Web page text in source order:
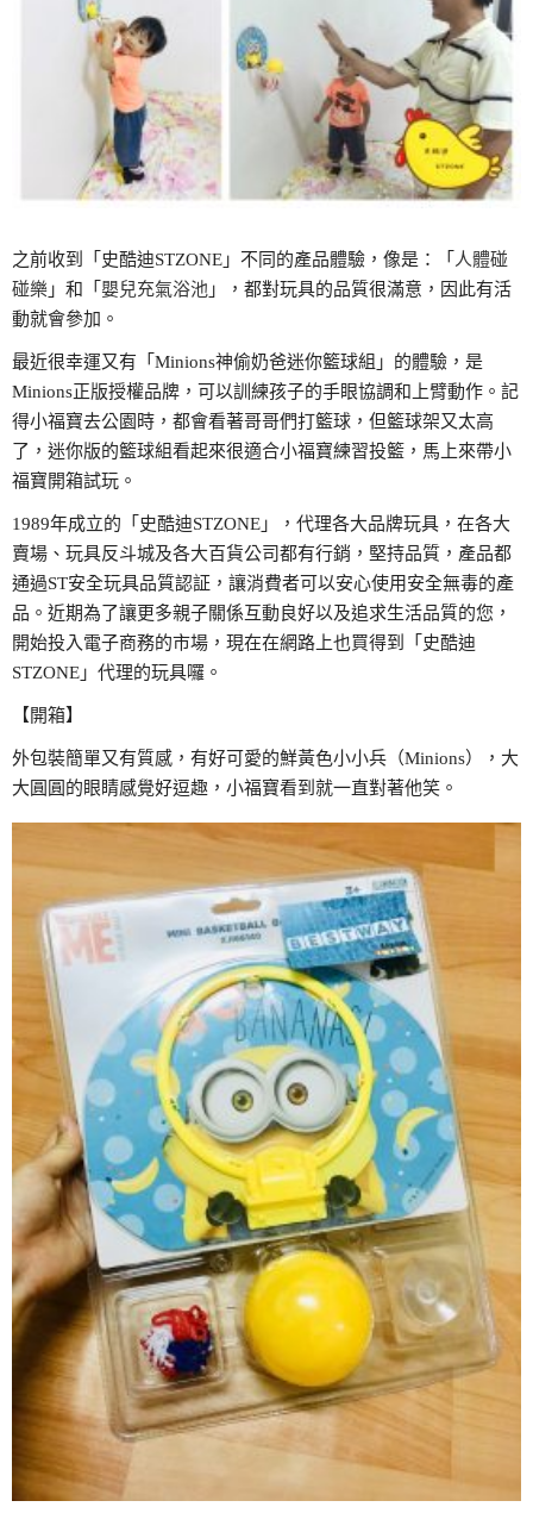
之前收到「史酷迪STZONE」不同的產品體驗，像是：「 人體碰
碰樂 」和「 嬰兒充氣浴池 」，都對玩具的品質很滿意，因此有活
動就會參加。
最近很幸運又有「Minions神偷奶爸迷你籃球組」的體驗，是
Minions正版授權品牌，可以訓練孩子的手眼協調和上臂動作。記
得小福寶去公園時，都會看著哥哥們打籃球，但籃球架又太高
了，迷你版的籃球組看起來很適合小福寶練習投籃，馬上來帶小
福寶開箱試玩。
1989年成立的「史酷迪STZONE」，代理各大品牌玩具，在各大
賣場、玩具反斗城及各大百貨公司都有行銷，堅持品質，產品都
通過ST安全玩具品質認証，讓消費者可以安心使用安全無毒的產
品。近期為了讓更多親子關係互動良好以及追求生活品質的您，
開始投入電子商務的市場，現在在網路上也買得到「史酷迪
STZONE」代理的玩具囉。
【開箱】
外包裝簡單又有質感，有好可愛的鮮黃色小小兵（Minions），大
大圓圓的眼睛感覺好逗趣，小福寶看到就一直對著他笑。